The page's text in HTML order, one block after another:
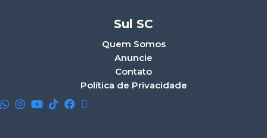
Sul SC
Quem Somos
Anuncie
Contato
Política de Privacidade